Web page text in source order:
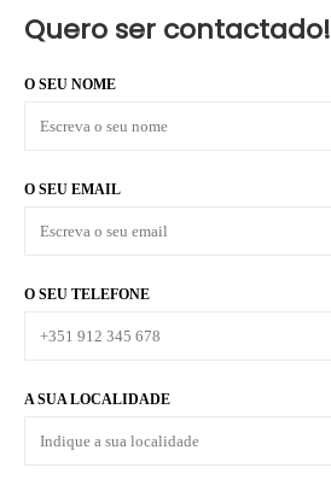
Quero ser contactado!
O SEU NOME
O SEU EMAIL
O SEU TELEFONE
A SUA LOCALIDADE